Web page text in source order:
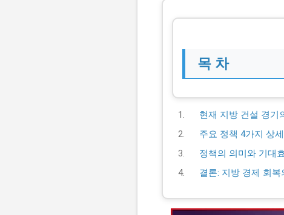
목 차
현재 지방 건설 경기
주요 정책 4가지 상
정책의 의미와 기대
결론: 지방 경제 회